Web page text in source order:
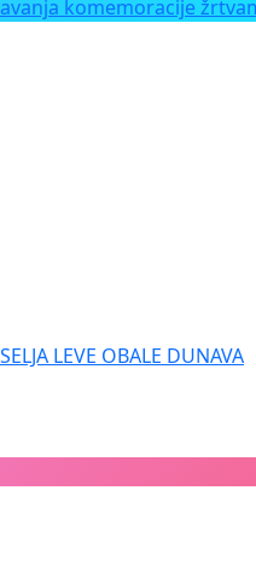
komemoracije
LEVE OBALE DUNAVA